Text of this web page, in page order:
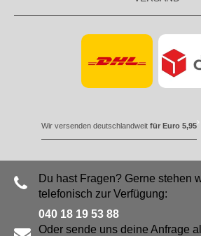
Wir versenden deutschlandweit für Euro 5,95
Du hast Fragen? Gerne stehen
telefonisch zur Verfügung:
040 18 19 53 88
Oder sende uns deine Anfrage